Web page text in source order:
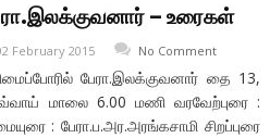
– உரைகள்
February 2015 No Comment
பேரா.இலக்குவனார் தை 13,
மாலை 6.00 மணி வரவேற்புரை :
: பேரா.ப.அர.அரங்கசாமி சிறப்புரை